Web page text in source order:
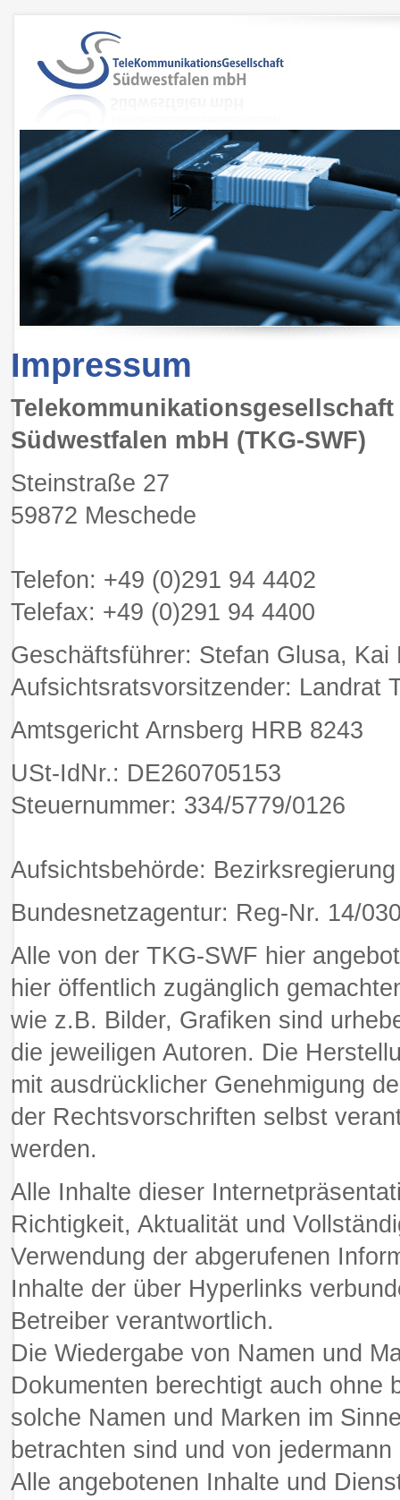
Impressum
Telekommunikationsgesellschaft
Südwestfalen mbH (TKG-SWF)
Steinstraße 27
59872 Meschede
Telefon: +49 (0)291 94 4402
Telefax: +49 (0)291 94 4400
Geschäftsführer: Stefan Glusa, Kai
Aufsichtsratsvorsitzender: Landrat
Amtsgericht Arnsberg HRB 8243
USt-IdNr.: DE260705153
Steuernummer: 334/5779/0126
Aufsichtsbehörde:
Bundesnetzagentur: Reg-Nr. 14/
Alle von der TKG-SWF hier
hier öffentlich zugänglich
wie z.B. Bilder, Grafiken sind
die jeweiligen Autoren. Die
mit ausdrücklicher Genehmigung
der Rechtsvorschriften selbst
werden.
Alle Inhalte dieser
Richtigkeit, Aktualität und
Verwendung der abgerufenen
Inhalte der über Hyperlinks
Betreiber verantwortlich.
Die Wiedergabe von Namen und
Dokumenten berechtigt auch ohne
solche Namen und Marken im
betrachten sind und von
Alle angebotenen Inhalte und